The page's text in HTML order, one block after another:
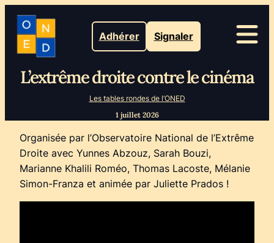
Adhérer Signaler
L’extrême droite contre le cinéma
Les tables rondes de l’ONED
1 juillet 2026
Organisée par l’Observatoire National de l’Extrême
Droite avec Yunnes Abzouz, Sarah Bouzi,
Marianne Khalili Roméo, Thomas Lacoste, Mélanie
Simon-Franza et animée par Juliette Prados !